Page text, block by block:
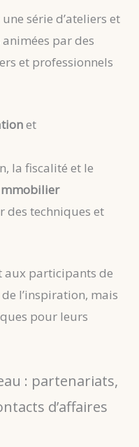
série d’ateliers et
par des
et professionnels
et
la fiscalité et le
des techniques et
aux participants de
l’inspiration, mais
pour leurs
: partenariats,
d’affaires